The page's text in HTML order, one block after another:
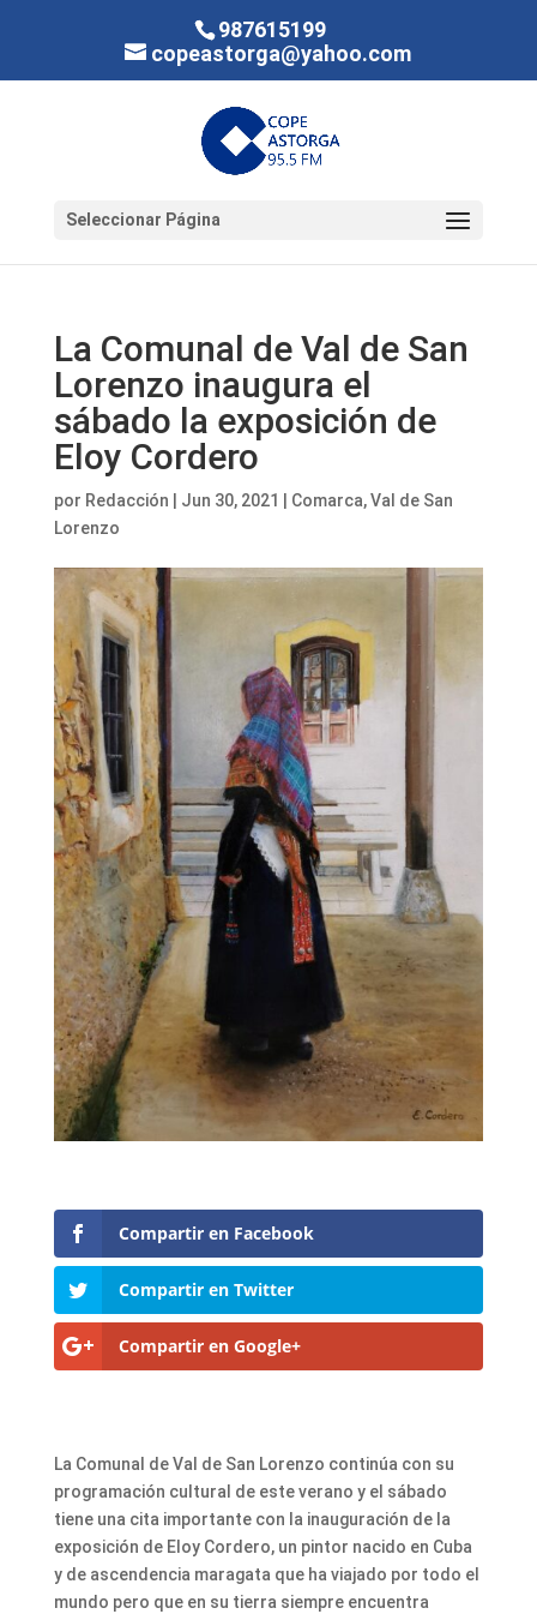
987615199
copeastorga@yahoo.com
Seleccionar Página
La Comunal de Val de San
Lorenzo inaugura el
sábado la exposición de
Eloy Cordero
por Redacción Jun 30, 2021 Comarca,Val de San
Lorenzo
Compartir en Facebook
Compartir en Twitter
Compartir en Google+
La Comunal de Val de San Lorenzo continúa con su
programación cultural de este verano y el sábado
tiene una cita importante con la inauguración de la
exposición de Eloy Cordero, un pintor nacido en Cuba
y de ascendencia maragata que ha viajado por todo el
mundo pero que en su tierra siempre encuentra